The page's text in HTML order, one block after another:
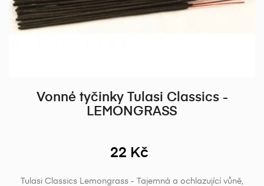
Vonné tyčinky Tulasi Classics -
LEMONGRASS
22 Kč
Tulasi Classics Lemongrass - Tajemná a ochlazující vůně,